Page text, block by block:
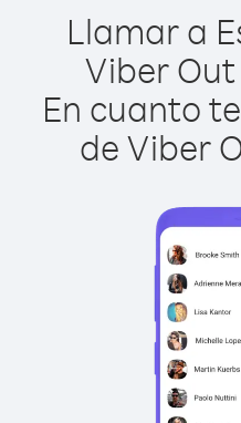
Llamar a
Viber
En cuanto
de Viber